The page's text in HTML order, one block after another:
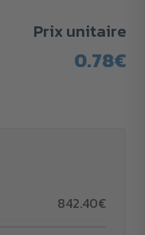
Prix unitaire
0.78€
842.40€